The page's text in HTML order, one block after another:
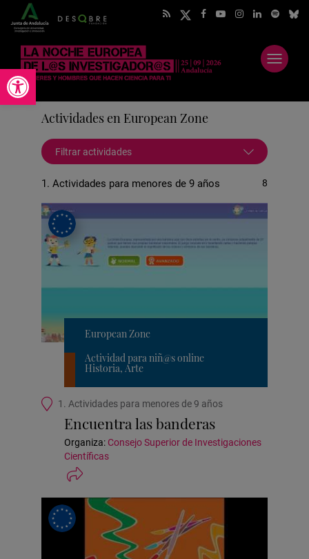
Abrir barra de herramientas
Abrir
menú
Actividades en European Zone
Filtrar actividades
1. Actividades para menores de 9 años 8
European Zone
Actividad para niñ@s online
Historia, Arte
Ubicación
actividad
1. Actividades para menores de 9 años
Encuentra las banderas
Organiza: Consejo Superior de Investigaciones
Científicas